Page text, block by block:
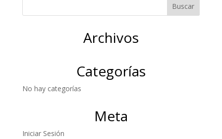
Archivos
Categorías
No hay categorías
Meta
Iniciar Sesión